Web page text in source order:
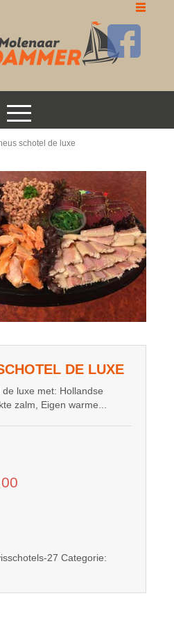
schotel de luxe
DE LUXE
luxe met: Hollandse
zalm, Eigen warme...
27 Categorie: